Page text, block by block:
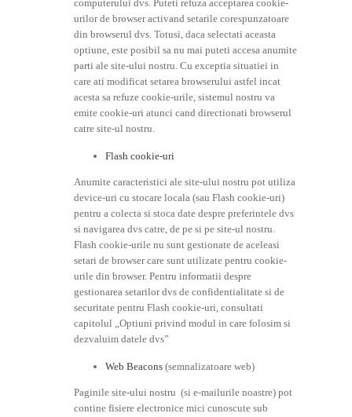
computerului dvs. Puteti refuza acceptarea cookie-
urilor de browser activand setarile corespunzatoare
din browserul dvs. Totusi, daca selectati aceasta
optiune, este posibil sa nu mai puteti accesa anumite
parti ale site-ului nostru. Cu exceptia situatiei in
care ati modificat setarea browserului astfel incat
acesta sa refuze cookie-urile, sistemul nostru va
emite cookie-uri atunci cand directionati browserul
catre site-ul nostru.
Flash cookie-uri
Anumite caracteristici ale site-ului nostru pot utiliza
device-uri cu stocare locala (sau Flash cookie-uri)
pentru a colecta si stoca date despre preferintele dvs
si navigarea dvs catre, de pe si pe site-ul nostru.
Flash cookie-urile nu sunt gestionate de aceleasi
setari de browser care sunt utilizate pentru cookie-
urile din browser. Pentru informatii despre
gestionarea setarilor dvs de confidentialitate si de
securitate pentru Flash cookie-uri, consultati
capitolul „Optiuni privind modul in care folosim si
dezvaluim datele dvs”
Web Beacons (semnalizatoare web)
Paginile site-ului nostru (si e-mailurile noastre) pot
contine fisiere electronice mici cunoscute sub